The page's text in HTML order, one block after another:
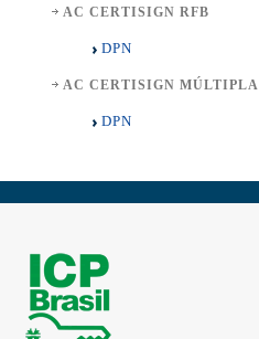
AC CERTISIGN RFB
DPN
AC CERTISIGN MÚLTIPLA
DPN